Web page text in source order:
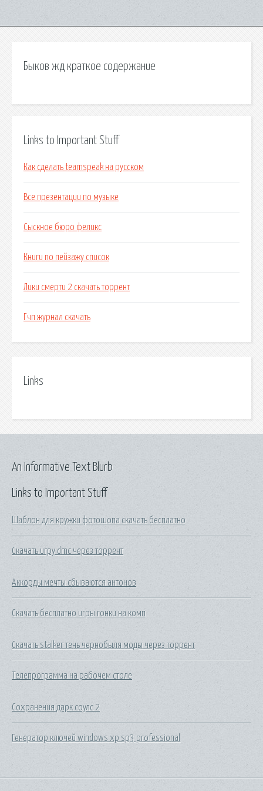
Быков жд краткое содержание
Links to Important Stuff
Как сделать teamspeak на русском
Все презентации по музыке
Сыскное бюро феликс
Книги по пейзажу список
Лики смерти 2 скачать торрент
Гчп журнал скачать
Links
Links to Important Stuff
Шаблон для кружки фотошопа скачать бесплатно
Скачать игру dmc через торрент
Аккорды мечты сбываются антонов
Скачать бесплатно игры гонки на комп
Скачать stalker тень чернобыля моды через торрент
Телепрограмма на рабочем столе
Сохранения дарк соулс 2
Генератор ключей windows xp sp3 professional
An Informative Text Blurb